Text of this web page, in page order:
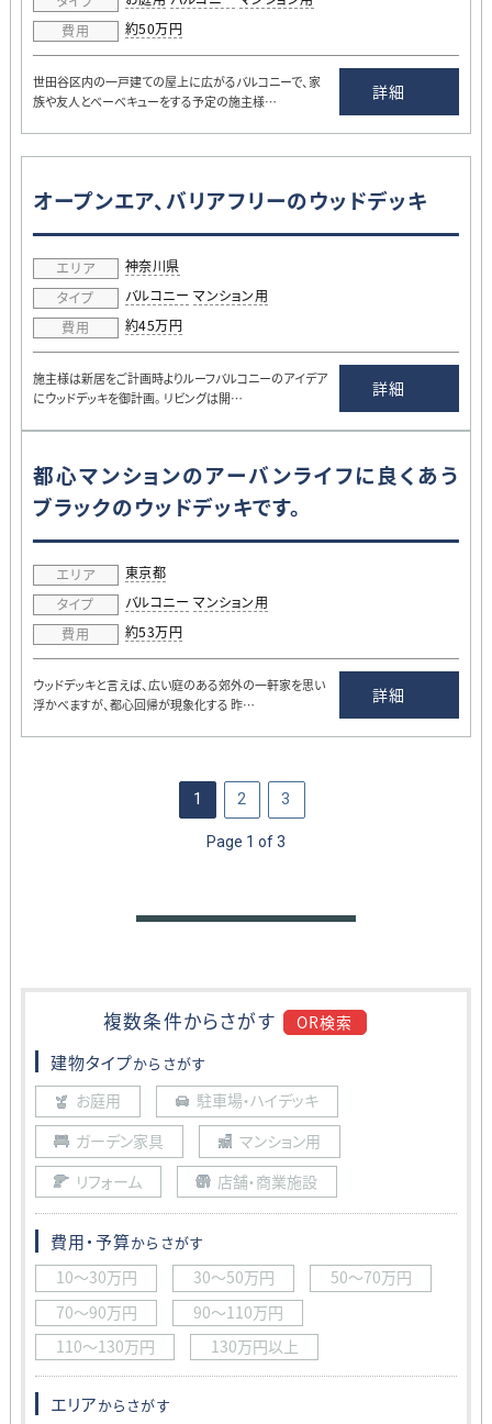
費用
約50万円
世田谷区内の一戸建ての屋上に広がるバルコニーで、家
族や友人とべーべキューをする予定の施主様…
詳細
オープンエア、バリアフリーのウッドデッキ
エリア
神奈川県
タイプ
バルコニー マンション用
費用
約45万円
施主様は新居をご計画時よりルーフバルコニーのアイデア
にウッドデッキを御計画。 リビングは開…
詳細
都心マンションのアーバンライフに良くあう
ブラックのウッドデッキです。
エリア
東京都
タイプ
バルコニー マンション用
費用
約53万円
ウッドデッキと言えば、広い庭のある郊外の一軒家を思い
浮かべますが、都心回帰が現象化する 昨…
詳細
1 2 3
Page 1 of 3
複数条件からさがす OR検索
建物タイプからさがす
お庭用
駐車場・ハイデッキ
ガーデン家具
マンション用
リフォーム
店舗・商業施設
費用・予算からさがす
10〜30万円 30〜50万円
50〜70万円
70〜90万円
90〜110万円
110〜130万円
130万円以上
エリアからさがす